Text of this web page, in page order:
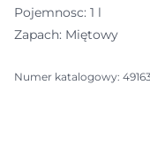
Pojemnosc: 1 l
Zapach: Miętowy
Numer katalogowy: